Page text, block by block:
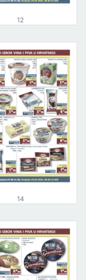
12
14